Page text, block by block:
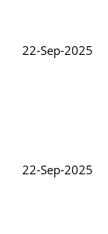
22-Sep-2025
22-Sep-2025